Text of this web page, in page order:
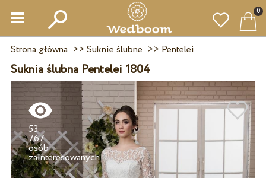
0
Strona główna >> Suknie ślubne >> Pentelei
Suknia ślubna Pentelei 1804
53
767
osób
zainteresowanych